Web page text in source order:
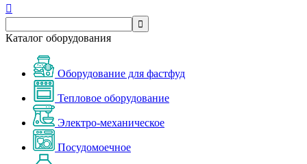


Каталог оборудования
Оборудование для фастфуд
Тепловое оборудование
Электро-механическое
Посудомоечное